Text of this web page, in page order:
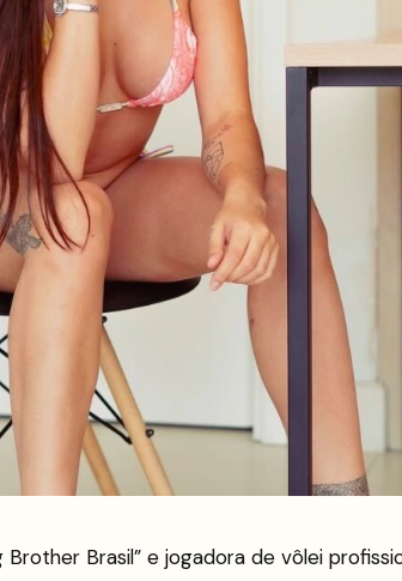
Brasil” e jogadora de vôlei